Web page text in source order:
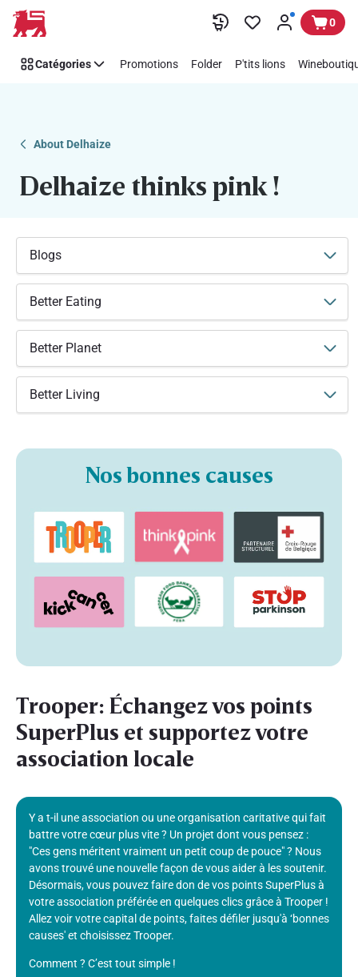
Passer
Soutenez
facilement
Pink
0
Catégories Promotions Folder P'tits lions
About Delhaize
Delhaize thinks pink !
Blogs
Better Eating
Better Planet
Better Living
Nos bonnes causes
Trooper: Échangez vos points
SuperPlus et supportez votre
association locale
Y a t-il une association ou une organisation caritative qui fait
battre votre cœur plus vite ? Un projet dont vous pensez :
"Ces gens méritent vraiment un petit coup de pouce" ? Nous
avons trouvé une nouvelle façon de vous aider à les soutenir.
Désormais, vous pouvez faire don de vos points SuperPlus à
votre association préférée en quelques clics grâce à Trooper !
Allez voir votre capital de points, faites défiler jusqu'à ‘bonnes
causes' et choisissez Trooper.
Comment ? C’est tout simple !